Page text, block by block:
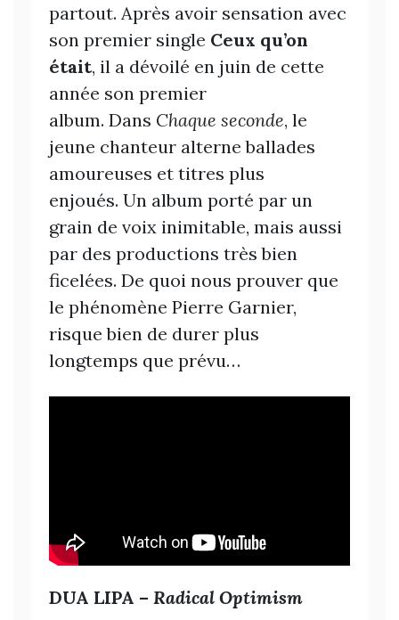
partout. Après avoir sensation avec
son premier single Ceux qu’on
était, il a dévoilé en juin de cette
année son premier
album. Dans Chaque seconde, le
jeune chanteur alterne ballades
amoureuses et titres plus
enjoués. Un album porté par un
grain de voix inimitable, mais aussi
par des productions très bien
ficelées. De quoi nous prouver que
le phénomène Pierre Garnier,
risque bien de durer plus
longtemps que prévu…
DUA LIPA – Radical Optimism